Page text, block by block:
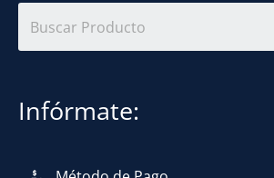
Infórmate: